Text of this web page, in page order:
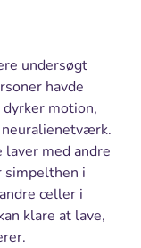
undersøgt
havde
motion,
neuralienetværk.
med andre
simpelthen i
celler i
klare at lave,